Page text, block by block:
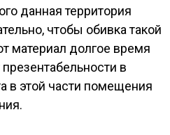
данная территория
чтобы обивка такой
материал долгое время
в
в этой части помещения